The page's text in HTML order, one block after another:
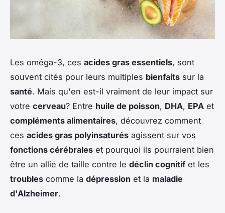
Les oméga-3, ces acides gras essentiels, sont
souvent cités pour leurs multiples bienfaits sur la
santé. Mais qu'en est-il vraiment de leur impact sur
votre cerveau? Entre huile de poisson, DHA, EPA et
compléments alimentaires, découvrez comment
ces acides gras polyinsaturés agissent sur vos
fonctions cérébrales et pourquoi ils pourraient bien
être un allié de taille contre le déclin cognitifet les
troubles comme la dépression et la maladie
d'Alzheimer.